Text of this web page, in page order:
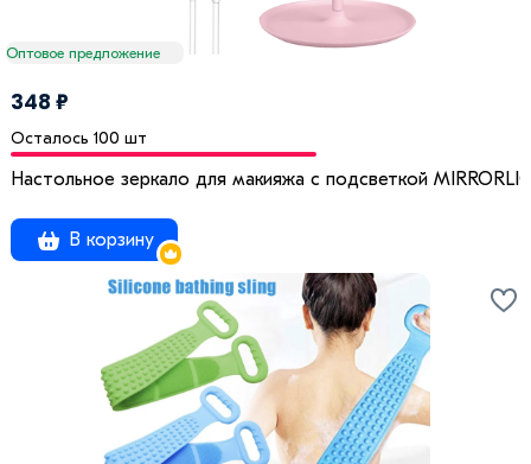
Оптовое предложение
348 ₽
Осталось 100 шт
Настольное зеркало для макияжа с подсветкой
В корзину